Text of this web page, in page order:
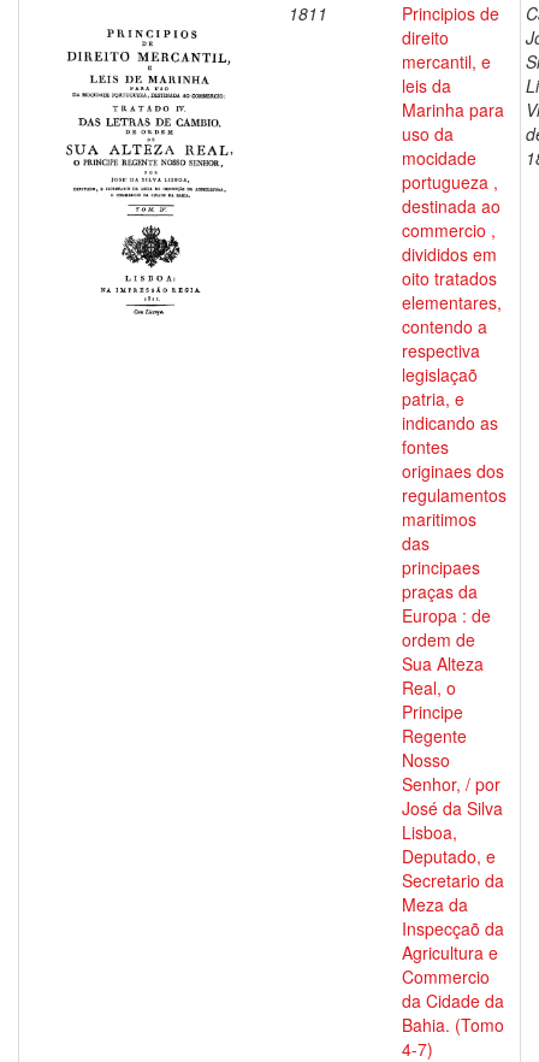
1811
Principios de
direito
mercantil, e
leis da
Marinha para
uso da
mocidade
portugueza ,
destinada ao
commercio ,
divididos em
oito tratados
elementares,
contendo a
respectiva
legislaçaõ
patria, e
indicando as
fontes
originaes dos
regulamentos
maritimos
das
principaes
praças da
Europa : de
ordem de
Sua Alteza
Real, o
Principe
Regente
Nosso
Senhor, / por
José da Silva
Lisboa,
Deputado, e
Secretario da
Meza da
Inspecçaõ da
Agricultura e
Commercio
da Cidade da
Bahia. (Tomo
4-7)